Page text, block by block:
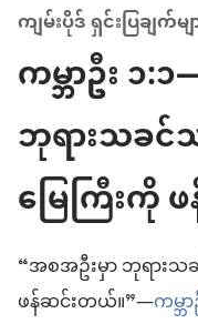
ကျမ်းပိုဒ် ရှင်းပြချက်မျ
ကမ္ဘာဦး ၁
ဘုရားသခင်
မြေကြီးကို
“အစအဦးမှာ ဘုရားသ
ဖန်ဆင်းတယ်။”—ကမ္ဘ